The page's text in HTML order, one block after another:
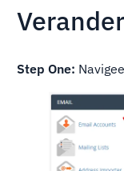
Step One: